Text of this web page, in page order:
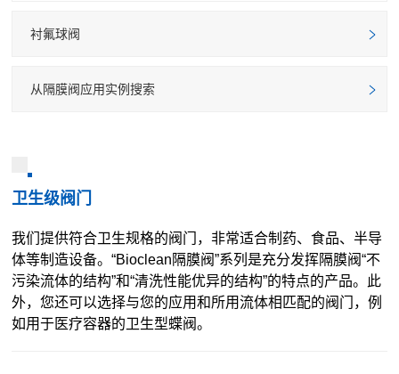
衬氟球阀
从隔膜阀应用实例搜索
卫生级阀门
我们提供符合卫生规格的阀门，非常适合制药、食品、半导
体等制造设备。“Bioclean隔膜阀”系列是充分发挥隔膜阀“不
污染流体的结构”和“清洗性能优异的结构”的特点的产品。此
外，您还可以选择与您的应用和所用流体相匹配的阀门，例
如用于医疗容器的卫生型蝶阀。